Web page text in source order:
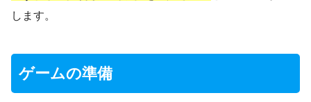
します。
ゲームの準備